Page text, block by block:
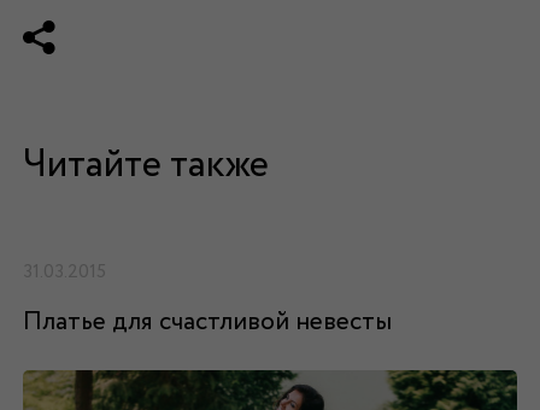
Читайте также
31.03.2015
Платье для счастливой невесты